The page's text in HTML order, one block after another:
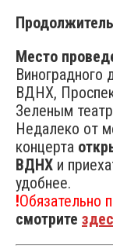
Место
Виноградного
ВДНХ,
Зеленым
Недалеко от
концерта
ВДНХ и
удобнее.
!Обязательно
смотрите